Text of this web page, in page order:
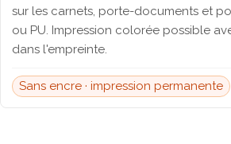
sur les carnets, porte-documents et
ou PU. Impression colorée possible
dans l'empreinte.
Sans encre · impression permanente